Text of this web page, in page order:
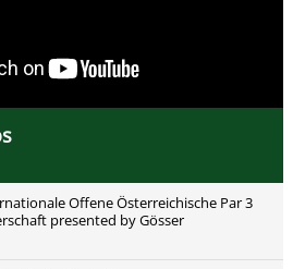
Offene Österreichische Par 3
presented by Gösser